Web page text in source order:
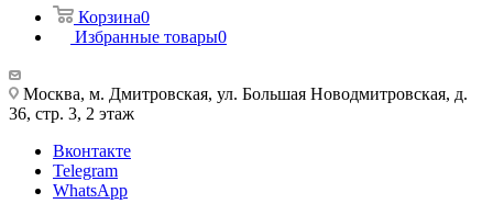
Корзина0
Избранные товары0
Москва, м. Дмитровская, ул. Большая Новодмитровская, д.
36, стр. 3, 2 этаж
Вконтакте
Telegram
WhatsApp